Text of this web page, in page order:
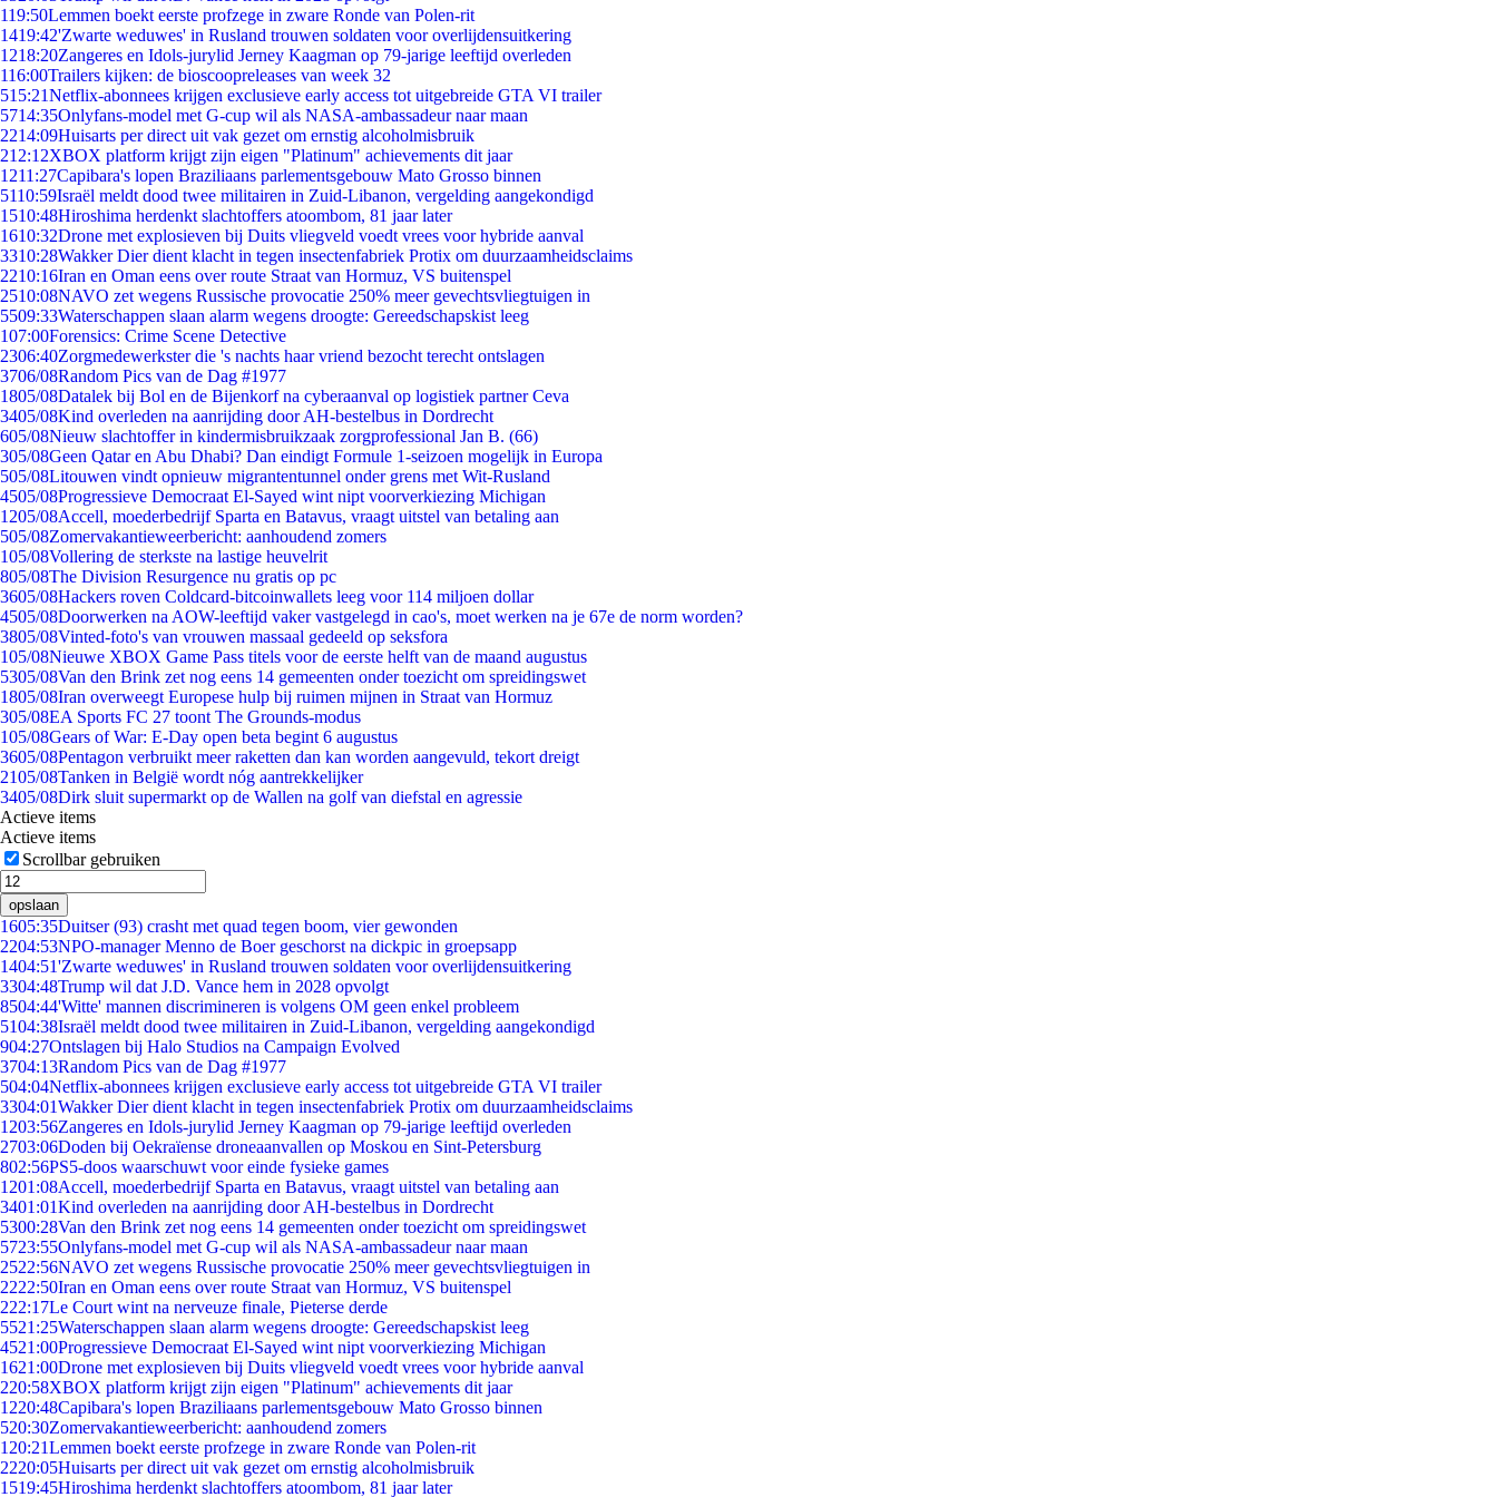
119:50Lemmen boekt eerste profzege in zware Ronde van Polen-rit
1419:42'Zwarte weduwes' in Rusland trouwen soldaten voor overlijdensuitkering
1218:20Zangeres en Idols-jurylid Jerney Kaagman op 79-jarige leeftijd overleden
116:00Trailers kijken: de bioscoopreleases van week 32
515:21Netflix-abonnees krijgen exclusieve early access tot uitgebreide GTA VI trailer
5714:35Onlyfans-model met G-cup wil als NASA-ambassadeur naar maan
2214:09Huisarts per direct uit vak gezet om ernstig alcoholmisbruik
212:12XBOX platform krijgt zijn eigen "Platinum" achievements dit jaar
1211:27Capibara's lopen Braziliaans parlementsgebouw Mato Grosso binnen
5110:59Israël meldt dood twee militairen in Zuid-Libanon, vergelding aangekondigd
1510:48Hiroshima herdenkt slachtoffers atoombom, 81 jaar later
1610:32Drone met explosieven bij Duits vliegveld voedt vrees voor hybride aanval
3310:28Wakker Dier dient klacht in tegen insectenfabriek Protix om duurzaamheidsclaims
2210:16Iran en Oman eens over route Straat van Hormuz, VS buitenspel
2510:08NAVO zet wegens Russische provocatie 250% meer gevechtsvliegtuigen in
5509:33Waterschappen slaan alarm wegens droogte: Gereedschapskist leeg
107:00Forensics: Crime Scene Detective
2306:40Zorgmedewerkster die 's nachts haar vriend bezocht terecht ontslagen
3706/08Random Pics van de Dag #1977
1805/08Datalek bij Bol en de Bijenkorf na cyberaanval op logistiek partner Ceva
3405/08Kind overleden na aanrijding door AH-bestelbus in Dordrecht
605/08Nieuw slachtoffer in kindermisbruikzaak zorgprofessional Jan B. (66)
305/08Geen Qatar en Abu Dhabi? Dan eindigt Formule 1-seizoen mogelijk in Europa
505/08Litouwen vindt opnieuw migrantentunnel onder grens met Wit-Rusland
4505/08Progressieve Democraat El-Sayed wint nipt voorverkiezing Michigan
1205/08Accell, moederbedrijf Sparta en Batavus, vraagt uitstel van betaling aan
505/08Zomervakantieweerbericht: aanhoudend zomers
105/08Vollering de sterkste na lastige heuvelrit
805/08The Division Resurgence nu gratis op pc
3605/08Hackers roven Coldcard-bitcoinwallets leeg voor 114 miljoen dollar
4505/08Doorwerken na AOW-leeftijd vaker vastgelegd in cao's, moet werken na je 67e de norm worden?
3805/08Vinted-foto's van vrouwen massaal gedeeld op seksfora
105/08Nieuwe XBOX Game Pass titels voor de eerste helft van de maand augustus
5305/08Van den Brink zet nog eens 14 gemeenten onder toezicht om spreidingswet
1805/08Iran overweegt Europese hulp bij ruimen mijnen in Straat van Hormuz
305/08EA Sports FC 27 toont The Grounds-modus
105/08Gears of War: E-Day open beta begint 6 augustus
3605/08Pentagon verbruikt meer raketten dan kan worden aangevuld, tekort dreigt
2105/08Tanken in België wordt nóg aantrekkelijker
3405/08Dirk sluit supermarkt op de Wallen na golf van diefstal en agressie
Actieve items
Actieve items
Scrollbar gebruiken
opslaan
1605:35Duitser (93) crasht met quad tegen boom, vier gewonden
2204:53NPO-manager Menno de Boer geschorst na dickpic in groepsapp
1404:51'Zwarte weduwes' in Rusland trouwen soldaten voor overlijdensuitkering
3304:48Trump wil dat J.D. Vance hem in 2028 opvolgt
8504:44'Witte' mannen discrimineren is volgens OM geen enkel probleem
5104:38Israël meldt dood twee militairen in Zuid-Libanon, vergelding aangekondigd
904:27Ontslagen bij Halo Studios na Campaign Evolved
3704:13Random Pics van de Dag #1977
504:04Netflix-abonnees krijgen exclusieve early access tot uitgebreide GTA VI trailer
3304:01Wakker Dier dient klacht in tegen insectenfabriek Protix om duurzaamheidsclaims
1203:56Zangeres en Idols-jurylid Jerney Kaagman op 79-jarige leeftijd overleden
2703:06Doden bij Oekraïense droneaanvallen op Moskou en Sint-Petersburg
802:56PS5-doos waarschuwt voor einde fysieke games
1201:08Accell, moederbedrijf Sparta en Batavus, vraagt uitstel van betaling aan
3401:01Kind overleden na aanrijding door AH-bestelbus in Dordrecht
5300:28Van den Brink zet nog eens 14 gemeenten onder toezicht om spreidingswet
5723:55Onlyfans-model met G-cup wil als NASA-ambassadeur naar maan
2522:56NAVO zet wegens Russische provocatie 250% meer gevechtsvliegtuigen in
2222:50Iran en Oman eens over route Straat van Hormuz, VS buitenspel
222:17Le Court wint na nerveuze finale, Pieterse derde
5521:25Waterschappen slaan alarm wegens droogte: Gereedschapskist leeg
4521:00Progressieve Democraat El-Sayed wint nipt voorverkiezing Michigan
1621:00Drone met explosieven bij Duits vliegveld voedt vrees voor hybride aanval
220:58XBOX platform krijgt zijn eigen "Platinum" achievements dit jaar
1220:48Capibara's lopen Braziliaans parlementsgebouw Mato Grosso binnen
520:30Zomervakantieweerbericht: aanhoudend zomers
1 20:21Lemmen boekt eerste profzege in zware Ronde van Polen-rit
2220:05Huisarts per direct uit vak gezet om ernstig alcoholmisbruik
1519:45Hiroshima herdenkt slachtoffers atoombom, 81 jaar later